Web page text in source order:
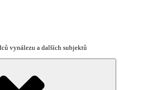
vynálezu a dalších subjektů